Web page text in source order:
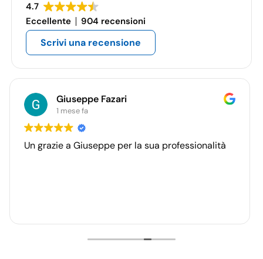
4.7
Eccellente
904 recensioni
Scrivi una recensione
Giuseppe Fazari
1 mese fa
Un grazie a Giuseppe per la sua professionalità